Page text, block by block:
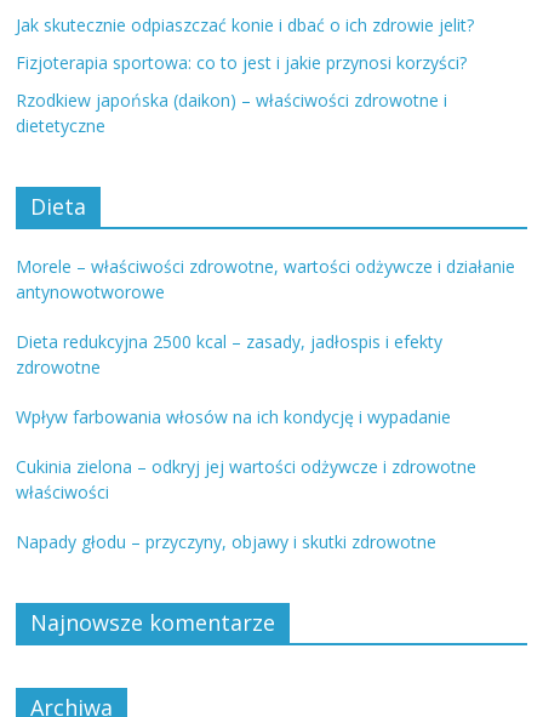
Jak skutecznie odpiaszczać konie i dbać o ich zdrowie jelit?
Fizjoterapia sportowa: co to jest i jakie przynosi korzyści?
Rzodkiew japońska (daikon) – właściwości zdrowotne i
dietetyczne
Dieta
Morele – właściwości zdrowotne, wartości odżywcze i działanie
antynowotworowe
Dieta redukcyjna 2500 kcal – zasady, jadłospis i efekty
zdrowotne
Wpływ farbowania włosów na ich kondycję i wypadanie
Cukinia zielona – odkryj jej wartości odżywcze i zdrowotne
właściwości
Napady głodu – przyczyny, objawy i skutki zdrowotne
Najnowsze komentarze
Archiwa